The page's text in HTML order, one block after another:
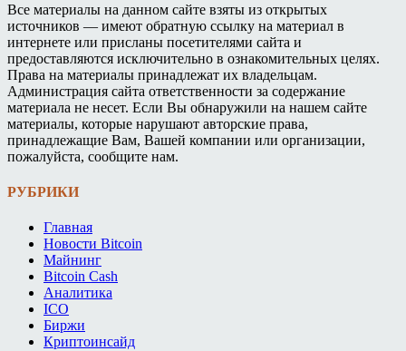
Все материалы на данном сайте взяты из открытых
источников — имеют обратную ссылку на материал в
интернете или присланы посетителями сайта и
предоставляются исключительно в ознакомительных целях.
Права на материалы принадлежат их владельцам.
Администрация сайта ответственности за содержание
материала не несет. Если Вы обнаружили на нашем сайте
материалы, которые нарушают авторские права,
принадлежащие Вам, Вашей компании или организации,
пожалуйста, сообщите нам.
РУБРИКИ
Главная
Новости Bitcoin
Майнинг
Bitcoin Cash
Аналитика
ICO
Биржи
Криптоинсайд